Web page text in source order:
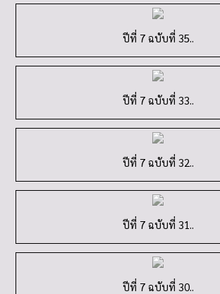
ปีที่ 7 ฉบับที่ 35..
ปีที่ 7 ฉบับที่ 33..
ปีที่ 7 ฉบับที่ 32..
ปีที่ 7 ฉบับที่ 31..
ปีที่ 7 ฉบับที่ 30..